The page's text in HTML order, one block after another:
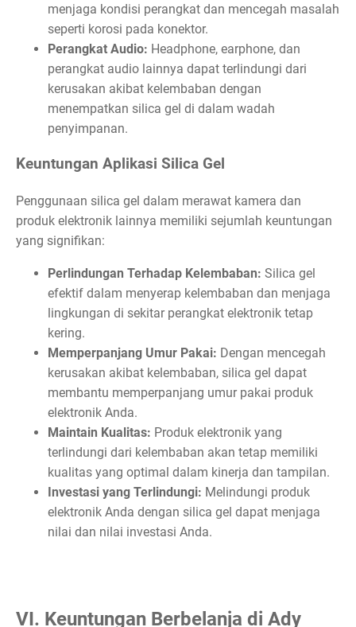
menjaga kondisi perangkat dan mencegah masalah
seperti korosi pada konektor.
Perangkat Audio: Headphone, earphone, dan
perangkat audio lainnya dapat terlindungi dari
kerusakan akibat kelembaban dengan
menempatkan silica gel di dalam wadah
penyimpanan.
Keuntungan Aplikasi Silica Gel
Penggunaan silica gel dalam merawat kamera dan
produk elektronik lainnya memiliki sejumlah keuntungan
yang signifikan:
Perlindungan Terhadap Kelembaban: Silica gel
efektif dalam menyerap kelembaban dan menjaga
lingkungan di sekitar perangkat elektronik tetap
kering.
Memperpanjang Umur Pakai: Dengan mencegah
kerusakan akibat kelembaban, silica gel dapat
membantu memperpanjang umur pakai produk
elektronik Anda.
Maintain Kualitas: Produk elektronik yang
terlindungi dari kelembaban akan tetap memiliki
kualitas yang optimal dalam kinerja dan tampilan.
Investasi yang Terlindungi: Melindungi produk
elektronik Anda dengan silica gel dapat menjaga
nilai dan nilai investasi Anda.
VI. Keuntungan Berbelanja di Ady